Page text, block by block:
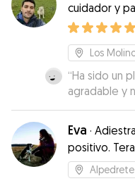
cuidador y
Los
“Ha sido un
agradable y
él.
Eva ·
positivo.
Alpedrete